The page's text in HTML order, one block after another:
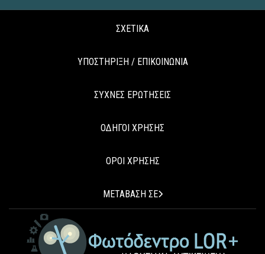
ΣΧΕΤΙΚΑ
ΥΠΟΣΤΗΡΙΞΗ / ΕΠΙΚΟΙΝΩΝΙΑ
ΣΥΧΝΕΣ ΕΡΩΤΗΣΕΙΣ
ΟΔΗΓΟΙ ΧΡΗΣΗΣ
ΟΡΟΙ ΧΡΗΣΗΣ
ΜΕΤΑΒΑΣΗ ΣΕ